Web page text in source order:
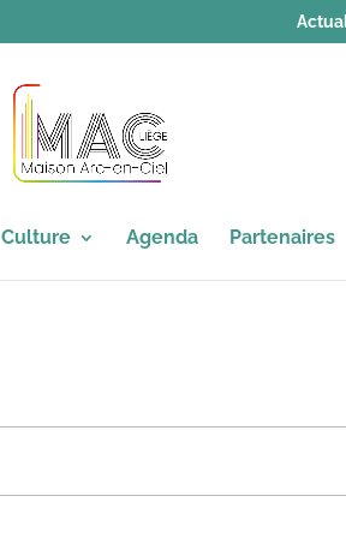
Culture Agenda Partenaires